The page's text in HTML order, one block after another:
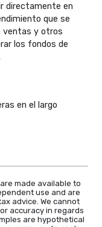
directamente en
que se
ventas y otros
los fondos de
en el largo
made available to
use and are
advice. We cannot
accuracy in regards
are hypothetical